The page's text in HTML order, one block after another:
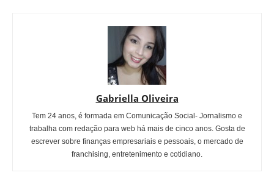
Gabriella Oliveira
Tem 24 anos, é formada em Comunicação Social- Jornalismo e
trabalha com redação para web há mais de cinco anos. Gosta de
escrever sobre finanças empresariais e pessoais, o mercado de
franchising, entretenimento e cotidiano.